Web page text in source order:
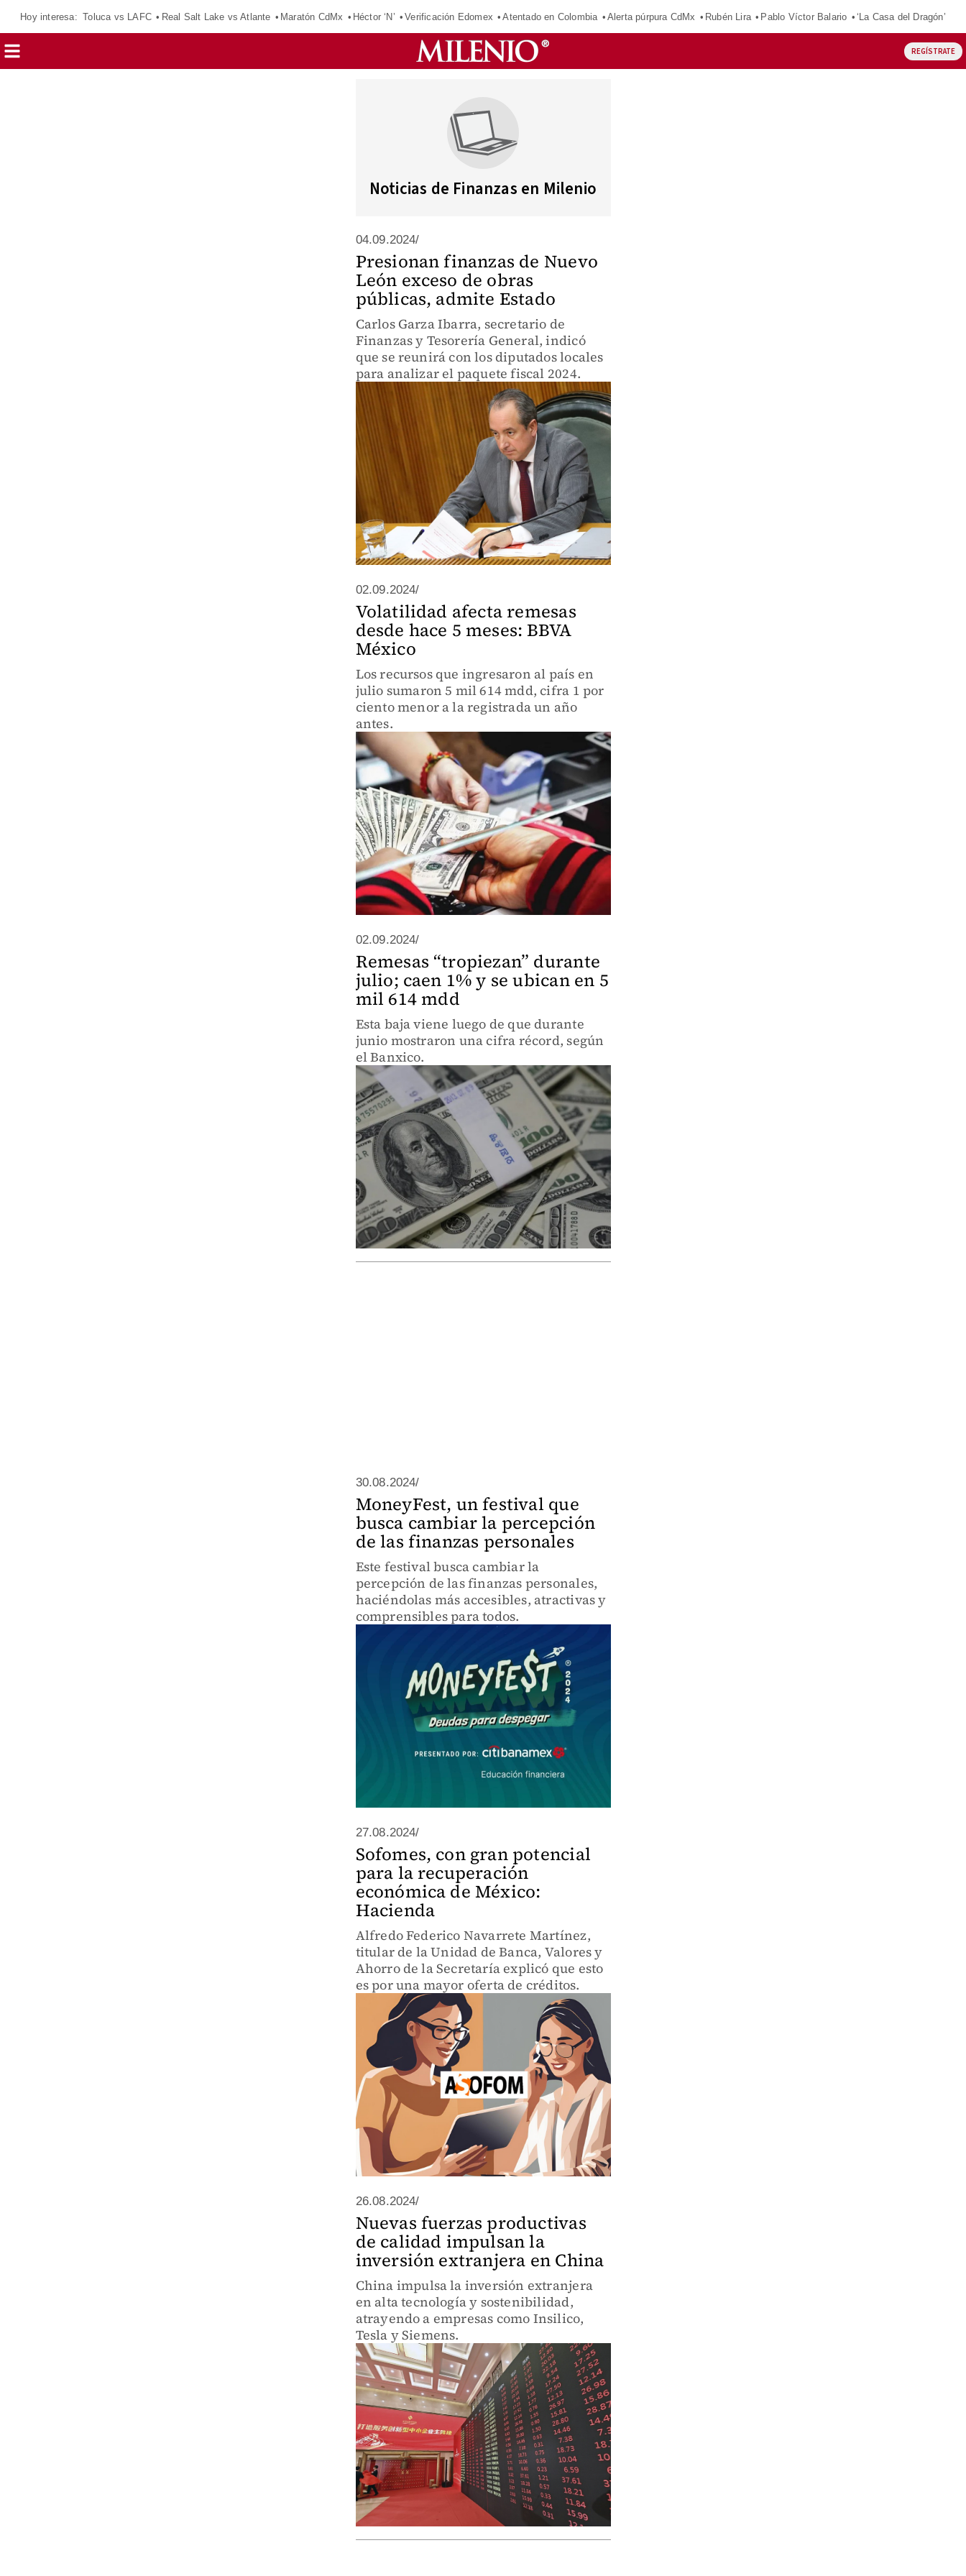
Hoy interesa: Toluca vs LAFC Real Salt Lake vs Atlante Maratón CdMx Héctor ‘N’ Verificación Edomex Atentado en Colombia Alerta púrpura CdMx Rubén Lira Pablo Víctor Balario ‘La Casa del Dragón’
REGÍSTRATE
Noticias de Finanzas en Milenio
04.09.2024/
Presionan finanzas de Nuevo
León exceso de obras
públicas, admite Estado
Carlos Garza Ibarra, secretario de
Finanzas y Tesorería General, indicó
que se reunirá con los diputados locales
para analizar el paquete fiscal 2024.
02.09.2024/
Volatilidad afecta remesas
desde hace 5 meses: BBVA
México
Los recursos que ingresaron al país en
julio sumaron 5 mil 614 mdd, cifra 1 por
ciento menor a la registrada un año
antes.
02.09.2024/
Remesas “tropiezan” durante
julio; caen 1% y se ubican en 5
mil 614 mdd
Esta baja viene luego de que durante
junio mostraron una cifra récord, según
el Banxico.
30.08.2024/
MoneyFest, un festival que
busca cambiar la percepción
de las finanzas personales
Este festival busca cambiar la
percepción de las finanzas personales,
haciéndolas más accesibles, atractivas y
comprensibles para todos.
27.08.2024/
Sofomes, con gran potencial
para la recuperación
económica de México:
Hacienda
Alfredo Federico Navarrete Martínez,
titular de la Unidad de Banca, Valores y
Ahorro de la Secretaría explicó que esto
es por una mayor oferta de créditos.
26.08.2024/
Nuevas fuerzas productivas
de calidad impulsan la
inversión extranjera en China
China impulsa la inversión extranjera
en alta tecnología y sostenibilidad,
atrayendo a empresas como Insilico,
Tesla y Siemens.